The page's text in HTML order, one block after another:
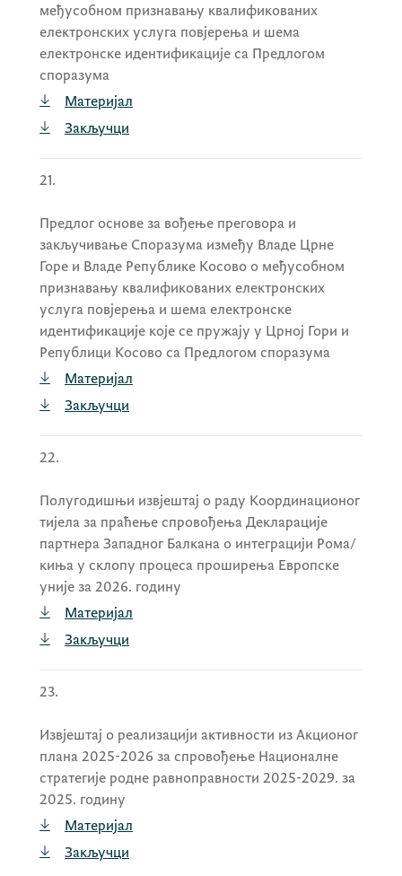
међусобном признавању квалификованих
електронских услуга повјерења и шема
електронске идентификације са Предлогом
споразума
Материјал
Закључци
21.
Предлог основе за вођење преговора и
закључивање Споразума између Владе Црне
Горе и Владе Републике Косово о међусобном
признавању квалификованих електронских
услуга повјерења и шема електронске
идентификације које се пружају у Црној Гори и
Републици Косово са Предлогом споразума
Материјал
Закључци
22.
Полугодишњи извјештај о раду Координационог
тијела за праћење спровођења Декларације
партнера Западног Балкана о интеграцији Рома/
киња у склопу процеса проширења Европске
уније за 2026. годину
Материјал
Закључци
23.
Извјештај о реализацији активности из Акционог
плана 2025-2026 за спровођење Националне
стратегије родне равноправности 2025-2029. за
2025. годину
Материјал
Закључци